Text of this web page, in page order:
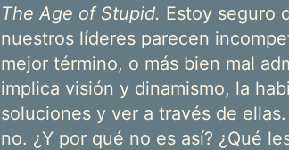
The Age of Stupid. Estoy seguro
nuestros líderes parecen
mejor término, o más bien mal
implica visión y dinamismo, la
soluciones y ver a través de
no. ¿Y por qué no es así? ¿Qué